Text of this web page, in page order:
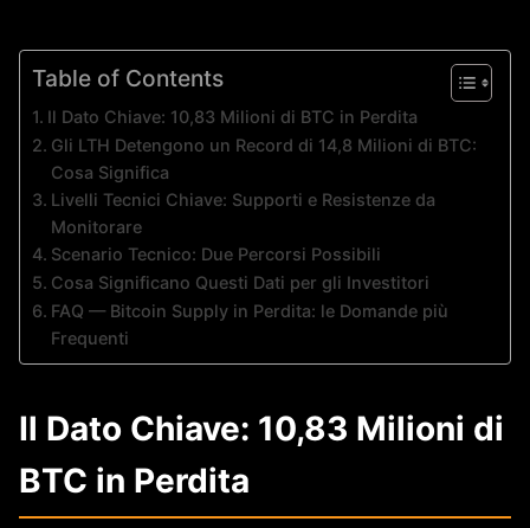
Table of Contents
Il Dato Chiave: 10,83 Milioni di BTC in Perdita
Gli LTH Detengono un Record di 14,8 Milioni di BTC:
Cosa Significa
Livelli Tecnici Chiave: Supporti e Resistenze da
Monitorare
Scenario Tecnico: Due Percorsi Possibili
Cosa Significano Questi Dati per gli Investitori
FAQ — Bitcoin Supply in Perdita: le Domande più
Frequenti
Il Dato Chiave: 10,83 Milioni di
BTC in Perdita